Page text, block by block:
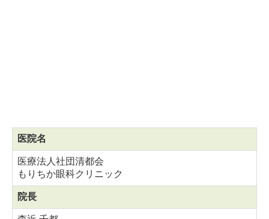
医院名
医療法人社団清都会
もりちか眼科クリニック
院長